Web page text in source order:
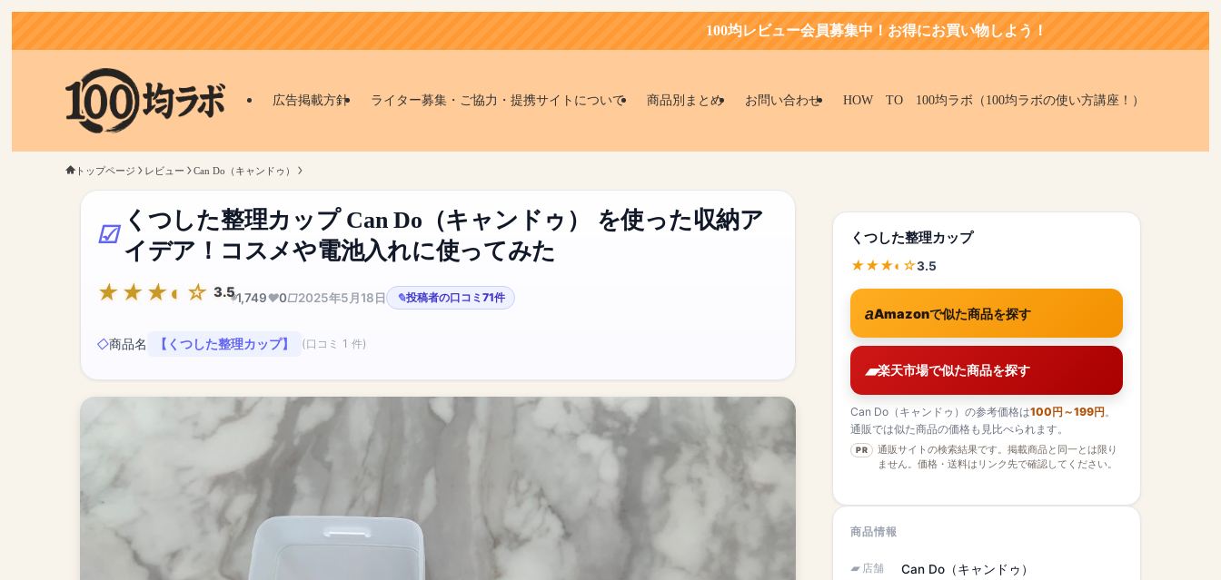
100均レビュー会員募集中！お得にお買い物しよう！
広告掲載方針 ライター募集・ご協力・提携サイトについて 商品別まとめ お問い合わせ HOW TO 100均ラボ（100均ラボの使い方講座！）
トップページ レビュー Can Do（キャンドゥ）
くつした整理カップ Can Do（キャンドゥ） を使った収納ア
イデア！コスメや電池入れに使ってみた
3.51,749 0 2025年5月18日 投稿者の口コミ71件
商品名 【くつした整理カップ】 (口コミ 1 件)
くつした整理カップ
3.5
Amazonで似た商品を探す
楽天市場で似た商品を探す
Can Do（キャンドゥ）の参考価格は100円～199円 。
通販では似た商品の価格も見比べられます。
PR
通販サイトの検索結果です。掲載商品と同一とは限り
ません。価格・送料はリンク先で確認してください。
商品情報
店舗 Can Do（キャンドゥ）